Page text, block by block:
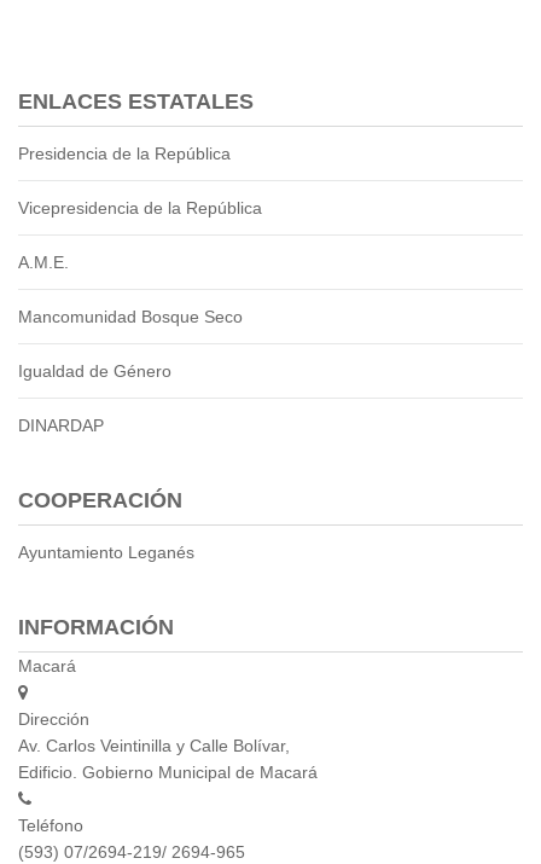
ENLACES ESTATALES
Presidencia de la República
Vicepresidencia de la República
A.M.E.
Mancomunidad Bosque Seco
Igualdad de Género
DINARDAP
COOPERACIÓN
Ayuntamiento Leganés
INFORMACIÓN
Macará
Dirección
Av. Carlos Veintinilla y Calle Bolívar,
Edificio. Gobierno Municipal de Macará
Teléfono
(593) 07/2694-219/ 2694-965
2018
2017
2016
Protección de Derechos
Empresa Pública de Vivienda
2021
2015
CPCCS
GAD Macará
Biblioteca
P.A.C. - P.O.A.
P.D.L - P.D.O.T.
Ordenanzas/Resoluciones
Convenios
Concurso de Méritos
Concursos 2016
Servicio
Consulta Pago de Impuesto